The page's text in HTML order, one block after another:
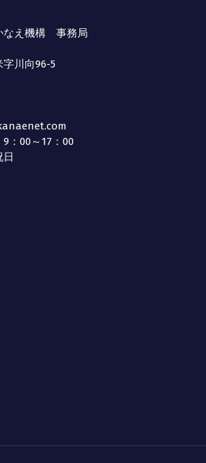
なえ機構 事務局
川向96-5
00～17：00
、祝日